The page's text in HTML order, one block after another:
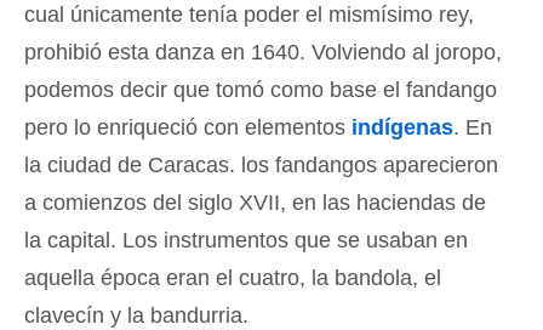
cual únicamente tenía poder el mismísimo rey,
prohibió esta danza en 1640. Volviendo al joropo,
podemos decir que tomó como base el fandango
pero lo enriqueció con elementos indígenas. En
la ciudad de Caracas. los fandangos aparecieron
a comienzos del siglo XVII, en las haciendas de
la capital. Los instrumentos que se usaban en
aquella época eran el cuatro, la bandola, el
clavecín y la bandurria.